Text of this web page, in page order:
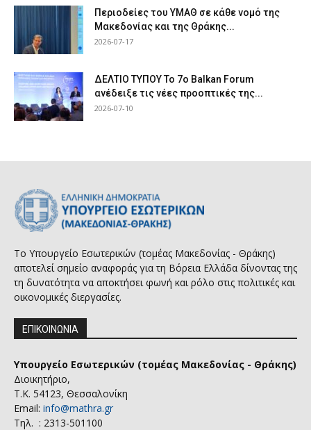
Περιοδείες του ΥΜΑΘ σε κάθε νομό της
Μακεδονίας και της Θράκης...
2026-07-17
ΔΕΛΤΙΟ ΤΥΠΟΥ Το 7ο Balkan Forum
ανέδειξε τις νέες προοπτικές της...
2026-07-10
Το Υπουργείο Εσωτερικών (τομέας Μακεδονίας - Θράκης)
αποτελεί σημείο αναφοράς για τη Βόρεια Ελλάδα δίνοντας της
τη δυνατότητα να αποκτήσει φωνή και ρόλο στις πολιτικές και
οικονομικές διεργασίες.
ΕΠΙΚΟΙΝΩΝΙΑ
Υπουργείο Εσωτερικών (τομέας Μακεδονίας - Θράκης)
Διοικητήριο,
Τ.Κ. 54123, Θεσσαλονίκη
Email: info@mathra.gr
Τηλ. : 2313-501100